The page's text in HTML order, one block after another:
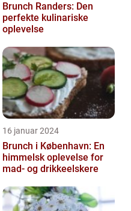
Brunch Randers: Den
perfekte kulinariske
oplevelse
16 januar 2024
Brunch i København: En
himmelsk oplevelse for
mad- og drikkeelskere